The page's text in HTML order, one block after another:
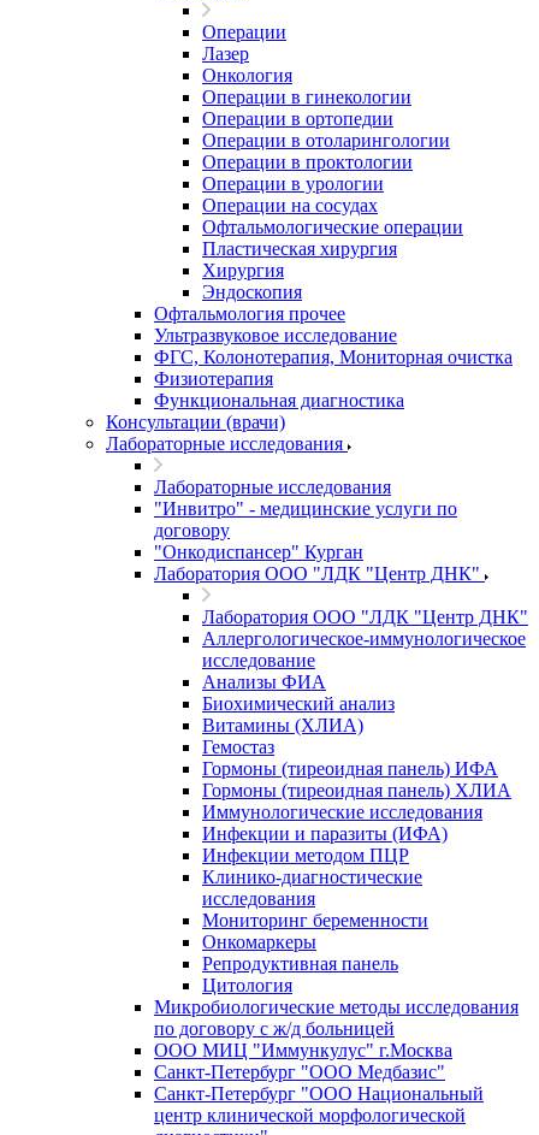
Операции
Лазер
Онкология
Операции в гинекологии
Операции в ортопедии
Операции в отоларингологии
Операции в проктологии
Операции в урологии
Операции на сосудах
Офтальмологические операции
Пластическая хирургия
Хирургия
Эндоскопия
Офтальмология прочее
Ультразвуковое исследование
ФГС, Колонотерапия, Мониторная очистка
Физиотерапия
Функциональная диагностика
Консультации (врачи)
Лабораторные исследования
Лабораторные исследования
"Инвитро" - медицинские услуги по
договору
"Онкодиспансер" Курган
Лаборатория ООО "ЛДК "Центр ДНК"
Лаборатория ООО "ЛДК "Центр ДНК"
Аллергологическое-иммунологическое
исследование
Анализы ФИА
Биохимический анализ
Витамины (ХЛИА)
Гемостаз
Гормоны (тиреоидная панель) ИФА
Гормоны (тиреоидная панель) ХЛИА
Иммунологические исследования
Инфекции и паразиты (ИФА)
Инфекции методом ПЦР
Клинико-диагностические
исследования
Мониторинг беременности
Онкомаркеры
Репродуктивная панель
Цитология
Микробиологические методы исследования
по договору с ж/д больницей
ООО МИЦ "Иммункулус" г.Москва
Санкт-Петербург "ООО Медбазис"
Санкт-Петербург "ООО Национальный
центр клинической морфологической